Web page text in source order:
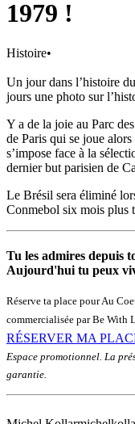
1979 !
Histoire•
Un jour dans l’histoire
jours une photo sur
Y a de la joie au Parc
de Paris qui se joue
s’impose face à la
dernier but parisien de
Le Brésil sera éliminé
Conmebol six mois plus
Tu les admires depuis
Aujourd'hui tu peux
Réserve ta place pour Au
commercialisée par Be With
RÉSERVER MA
Espace promotionnel. La
garantie.